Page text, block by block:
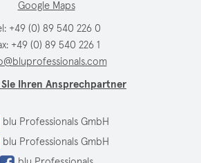
Google Maps
+49 (0) 89 540 226 0
+49 (0) 89 540 226 1
Sie Ihren Ansprechpartner
blu Professionals GmbH
blu Professionals GmbH